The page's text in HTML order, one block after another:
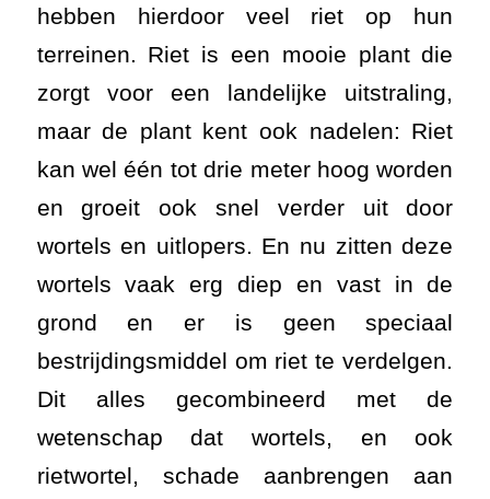
hebben hierdoor veel riet op hun
terreinen. Riet is een mooie plant die
zorgt voor een landelijke uitstraling,
maar de plant kent ook nadelen: Riet
kan wel één tot drie meter hoog worden
en groeit ook snel verder uit door
wortels en uitlopers. En nu zitten deze
wortels vaak erg diep en vast in de
grond en er is geen speciaal
bestrijdingsmiddel om riet te verdelgen.
Dit alles gecombineerd met de
wetenschap dat wortels, en ook
rietwortel, schade aanbrengen aan